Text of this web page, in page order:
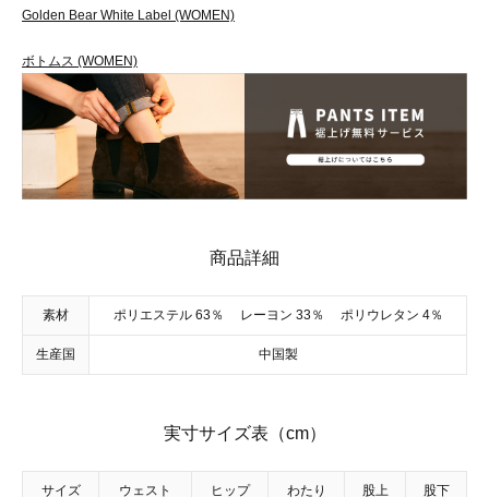
Golden Bear White Label (WOMEN)
ボトムス (WOMEN)
商品詳細
素材 ポリエステル 63％ レーヨン 33％ ポリウレタン 4％
生産国 中国製
実寸サイズ表（cm）
サイズ ウェスト ヒップ わたり 股上 股下